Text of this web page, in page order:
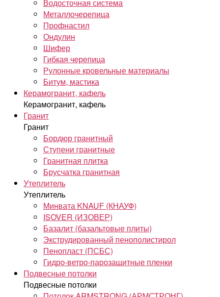
Водосточная система
Металлочерепица
Профнастил
Ондулин
Шифер
Гибкая черепица
Рулонные кровельные материалы
Битум, мастика
Керамогранит, кафель
Керамогранит, кафель
Гранит
Гранит
Бордюр гранитный
Ступени гранитные
Гранитная плитка
Брусчатка гранитная
Утеплитель
Утеплитель
Минвата KNAUF (КНАУФ)
ISOVER (ИЗОВЕР)
Базалит (базальтовые плиты)
Экструдированный пенополистирол
Пенопласт (ПСБС)
Гидро-ветро-парозащитные пленки
Подвесные потолки
Подвесные потолки